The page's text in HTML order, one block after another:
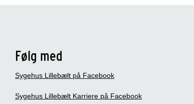
Følg med
Sygehus Lillebælt på Facebook
Sygehus Lillebælt Karriere på Facebook